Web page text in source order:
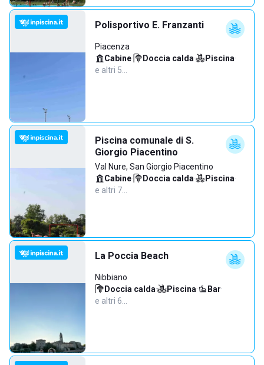
Polisportivo E. Franzanti
Piacenza
Cabine· Doccia calda· Piscina·
e altri 5…
Piscina comunale di S.
Giorgio Piacentino
Val Nure, San Giorgio Piacentino
Cabine· Doccia calda· Piscina·
e altri 7…
La Poccia Beach
Nibbiano
Doccia calda· Piscina· Bar·
e altri 6…